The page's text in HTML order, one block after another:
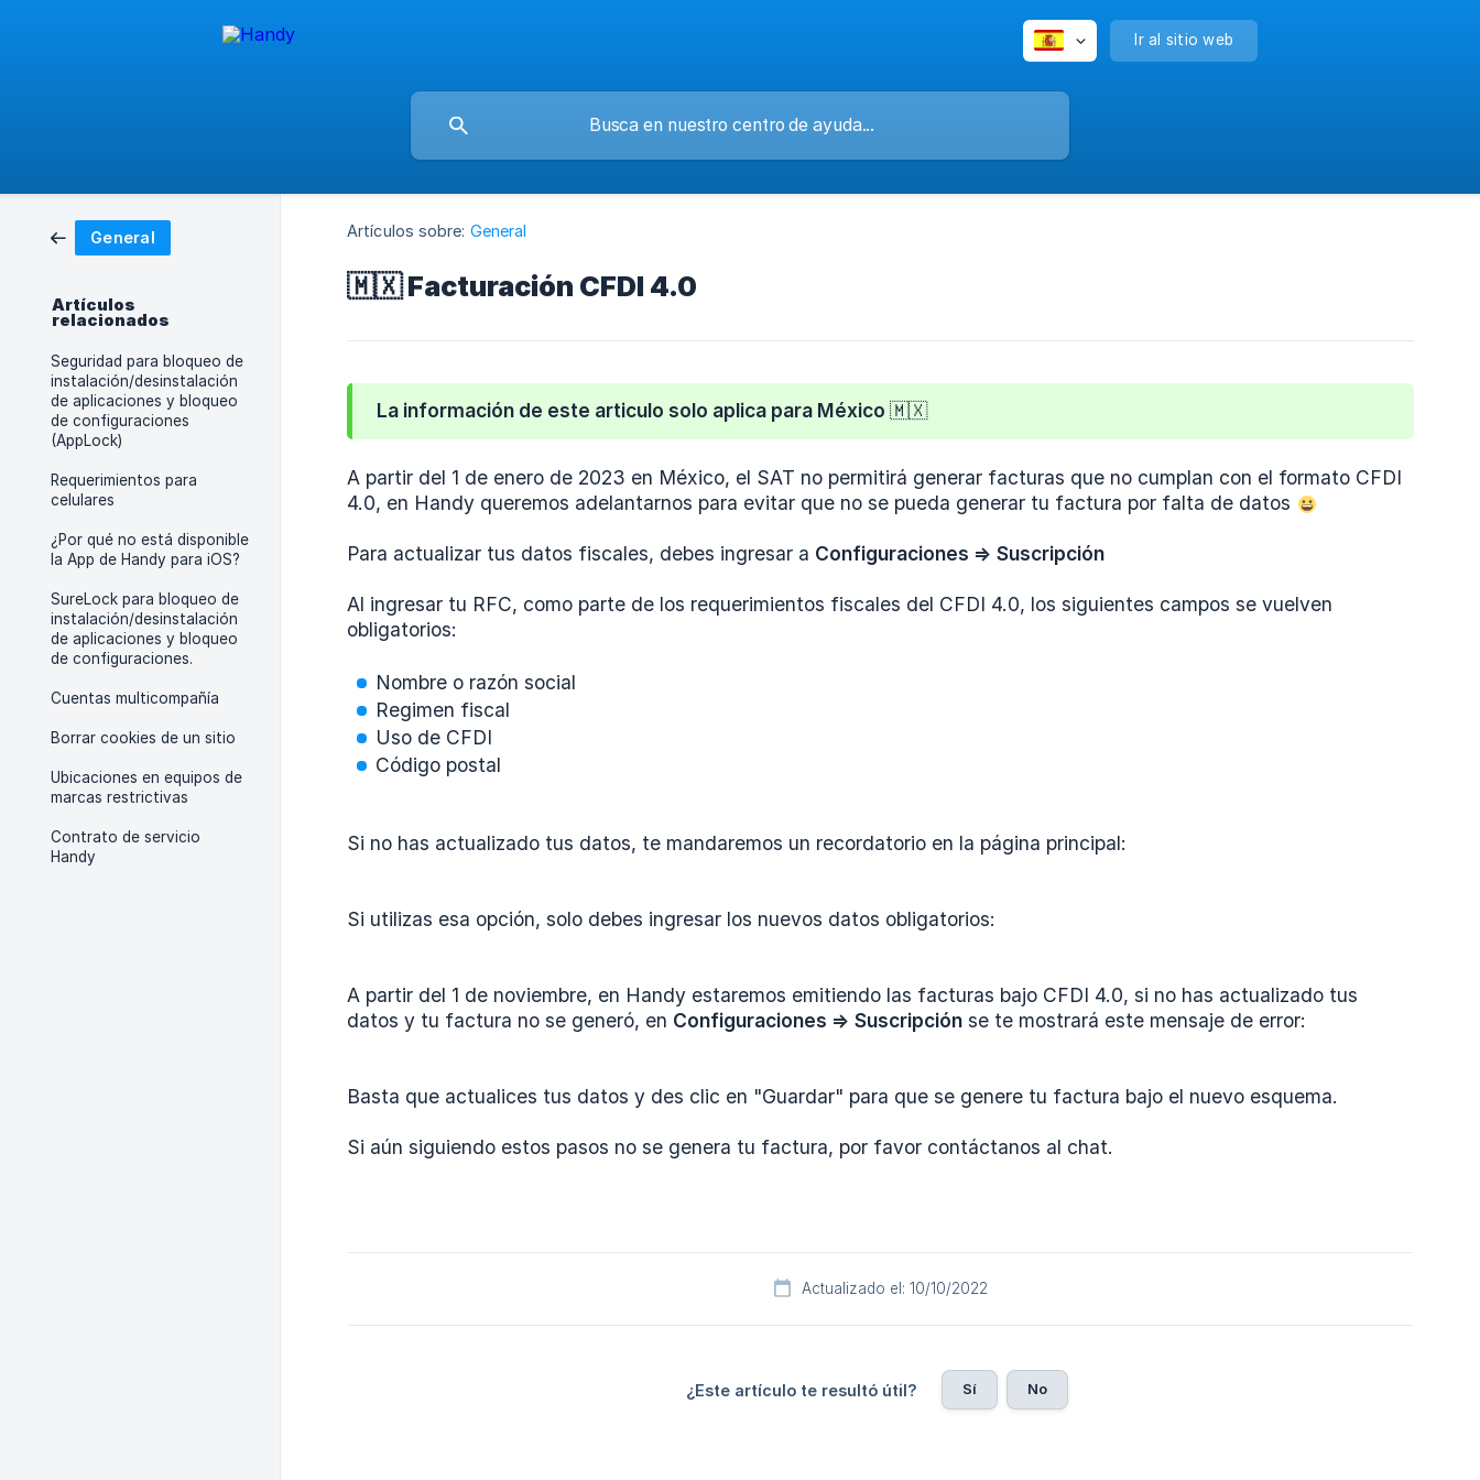
Ir al sitio web
General
Artículos
relacionados
Seguridad para bloqueo de
instalación/desinstalación
de aplicaciones y bloqueo
de configuraciones
(AppLock)
Requerimientos para
celulares
¿Por qué no está disponible
la App de Handy para iOS?
SureLock para bloqueo de
instalación/desinstalación
de aplicaciones y bloqueo
de configuraciones.
Cuentas multicompañía
Borrar cookies de un sitio
Ubicaciones en equipos de
marcas restrictivas
Contrato de servicio
Handy
Artículos sobre: General
🇲🇽 Facturación CFDI 4.0
La información de este articulo solo aplica para México 🇲🇽
A partir del 1 de enero de 2023 en México, el SAT no permitirá generar facturas que no cumplan con el formato CFDI
4.0, en Handy queremos adelantarnos para evitar que no se pueda generar tu factura por falta de datos
Para actualizar tus datos fiscales, debes ingresar a Configuraciones => Suscripción
Al ingresar tu RFC, como parte de los requerimientos fiscales del CFDI 4.0, los siguientes campos se vuelven
obligatorios:
Nombre o razón social
Regimen fiscal
Uso de CFDI
Código postal
Si no has actualizado tus datos, te mandaremos un recordatorio en la página principal:
Si utilizas esa opción, solo debes ingresar los nuevos datos obligatorios:
A partir del 1 de noviembre, en Handy estaremos emitiendo las facturas bajo CFDI 4.0, si no has actualizado tus
datos y tu factura no se generó, en Configuraciones => Suscripción se te mostrará este mensaje de error:
Basta que actualices tus datos y des clic en "Guardar" para que se genere tu factura bajo el nuevo esquema.
Si aún siguiendo estos pasos no se genera tu factura, por favor contáctanos al chat.
Actualizado el: 10/10/2022
¿Este artículo te resultó útil? Sí No